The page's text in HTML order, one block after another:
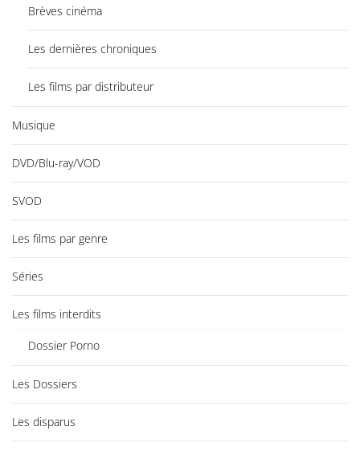
Brèves cinéma
Les dernières chroniques
Les films par distributeur
Musique
DVD/Blu-ray/VOD
SVOD
Les films par genre
Séries
Les films interdits
Dossier Porno
Les Dossiers
Les disparus